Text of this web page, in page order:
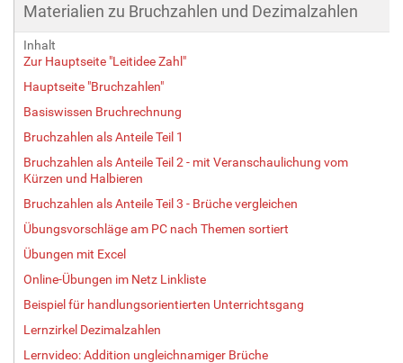
Materialien zu Bruchzahlen und Dezimalzahlen
Inhalt
Zur Hauptseite "Leitidee Zahl"
Hauptseite "Bruchzahlen"
Basiswissen Bruchrechnung
Bruchzahlen als Anteile Teil 1
Bruchzahlen als Anteile Teil 2 - mit Veranschaulichung vom
Kürzen und Halbieren
Bruchzahlen als Anteile Teil 3 - Brüche vergleichen
Übungsvorschläge am PC nach Themen sortiert
Übungen mit Excel
Online-Übungen im Netz Linkliste
Beispiel für handlungsorientierten Unterrichtsgang
Lernzirkel Dezimalzahlen
Lernvideo: Addition ungleichnamiger Brüche